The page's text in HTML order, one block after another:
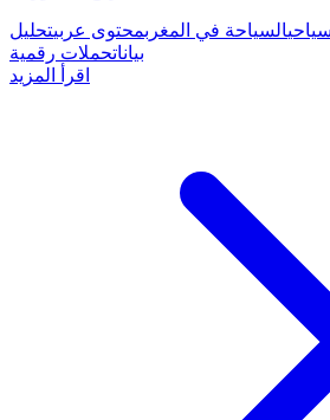
السياحة في المغربمحتوى عربيتحليل
بياناتحملات رقمية
اقرأ المزيد